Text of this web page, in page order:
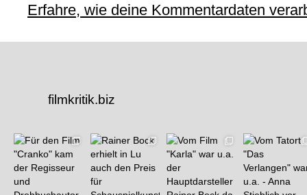
Erfahre, wie deine Kommentardaten
filmkritik.biz